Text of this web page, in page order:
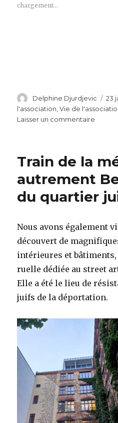
chargement…
Auteur
Delphine Djurdjevic
le
23
l'association ,Vie de
Laisser un commentaire
–
Retour
sur
Train
Train de la
autrement
du quartier
Nous avons également
découvert de
intérieures et
ruelle dédiée au street
Elle a été le lieu de
juifs de la déportation.